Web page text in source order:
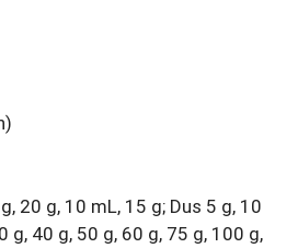
20 g, 10 mL, 15 g; Dus 5 g, 10
g, 40 g, 50 g, 60 g, 75 g, 100 g,